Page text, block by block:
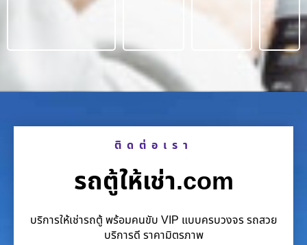
ติดต่อเรา
รถตู้ให้เช่า.com
บริการให้เช่ารถตู้ พร้อมคนขับ VIP แบบครบวงจร รถสวย
บริการดี ราคามิตรภาพ